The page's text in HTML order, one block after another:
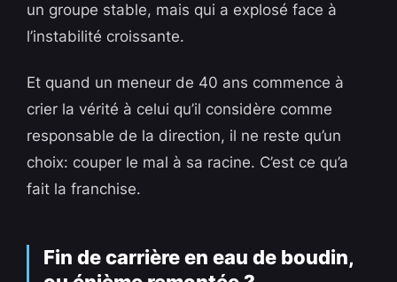
un groupe stable, mais qui a explosé face à
l’instabilité croissante.
Et quand un meneur de 40 ans commence à
crier la vérité à celui qu’il considère comme
responsable de la direction, il ne reste qu’un
choix: couper le mal à sa racine. C’est ce qu’a
fait la franchise.
Fin de carrière en eau de boudin,